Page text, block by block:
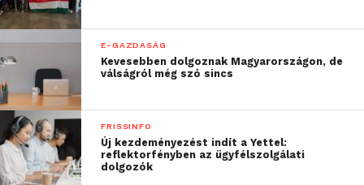
E-GAZDASÁG
Kevesebben dolgoznak Magyarországon, de
válságról még szó sincs
FRISSINFO
Új kezdeményezést indít a Yettel:
reflektorfényben az ügyfélszolgálati
dolgozók